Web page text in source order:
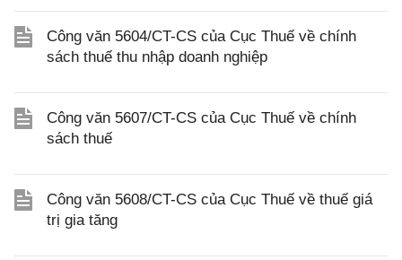
Công văn 5604/CT-CS của Cục Thuế về chính
sách thuế thu nhập doanh nghiệp
Công văn 5607/CT-CS của Cục Thuế về chính
sách thuế
Công văn 5608/CT-CS của Cục Thuế về thuế giá
trị gia tăng